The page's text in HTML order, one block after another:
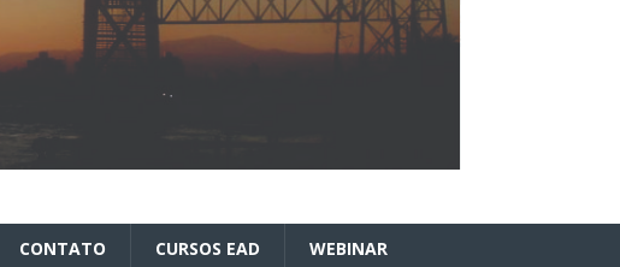
CONTATO CURSOS EAD WEBINAR